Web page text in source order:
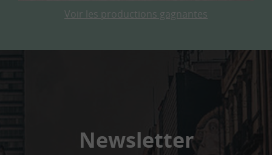
Voir les productions gagnantes
Newsletter